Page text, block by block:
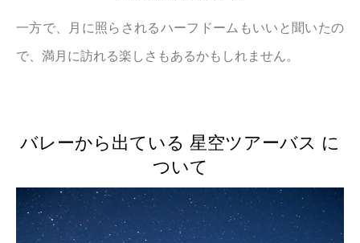
一方で、月に照らされるハーフドームもいいと聞いたの
で、満月に訪れる楽しさもあるかもしれません。
バレーから出ている 星空ツアーバス に
ついて